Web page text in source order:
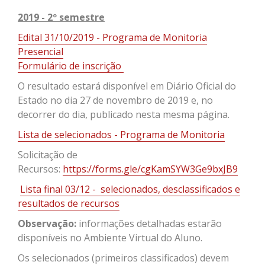
2019 - 2º semestre
Edital 31/10/2019 - Programa de Monitoria
Presencial
Formulário de inscrição
O resultado estará disponível em Diário Oficial do
Estado no dia 27 de novembro de 2019 e, no
decorrer do dia, publicado nesta mesma página.
Lista de selecionados - Programa de Monitoria
Solicitação de
Recursos: https://forms.gle/cgKamSYW3Ge9bxJB9
Lista final 03/12 - selecionados, desclassificados e
resultados de recursos
Observação: informações detalhadas estarão
disponíveis no Ambiente Virtual do Aluno.
Os selecionados (primeiros classificados) devem